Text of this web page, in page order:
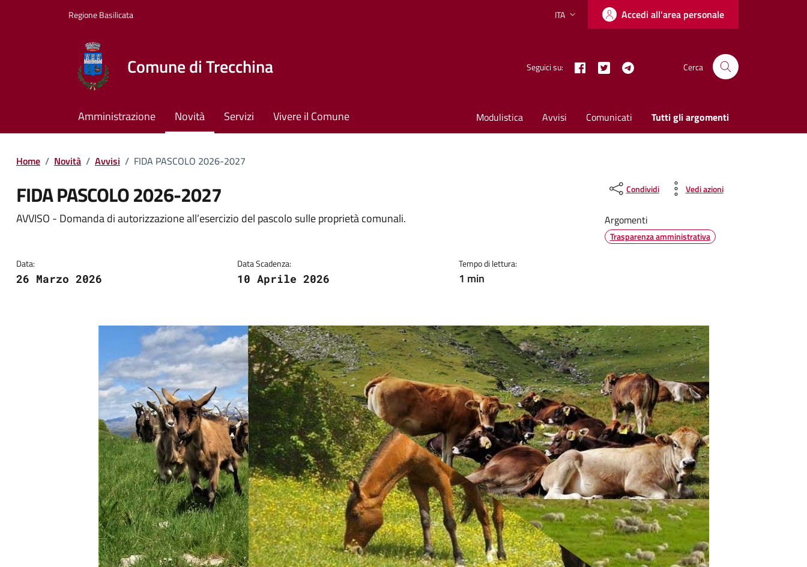
Regione Basilicata Lingua attiva:
ITA Accedi all'area personale
Comune di Trecchina Seguici su: FacebookTwitter X Cerca
Amministrazione Novità Servizi Vivere il Comune Modulistica Avvisi Comunicati Tutti gli argomenti
Home / Novità / Avvisi / FIDA PASCOLO 2026-2027
FIDA PASCOLO 2026-2027
Dettagli della notizia
AVVISO - Domanda di autorizzazione all’esercizio del pascolo sulle proprietà comunali.
Data:
26 Marzo 2026
Data Scadenza:
10 Aprile 2026
Tempo di lettura:
1 min
Condividi Vedi azioni
Argomenti
Trasparenza amministrativa